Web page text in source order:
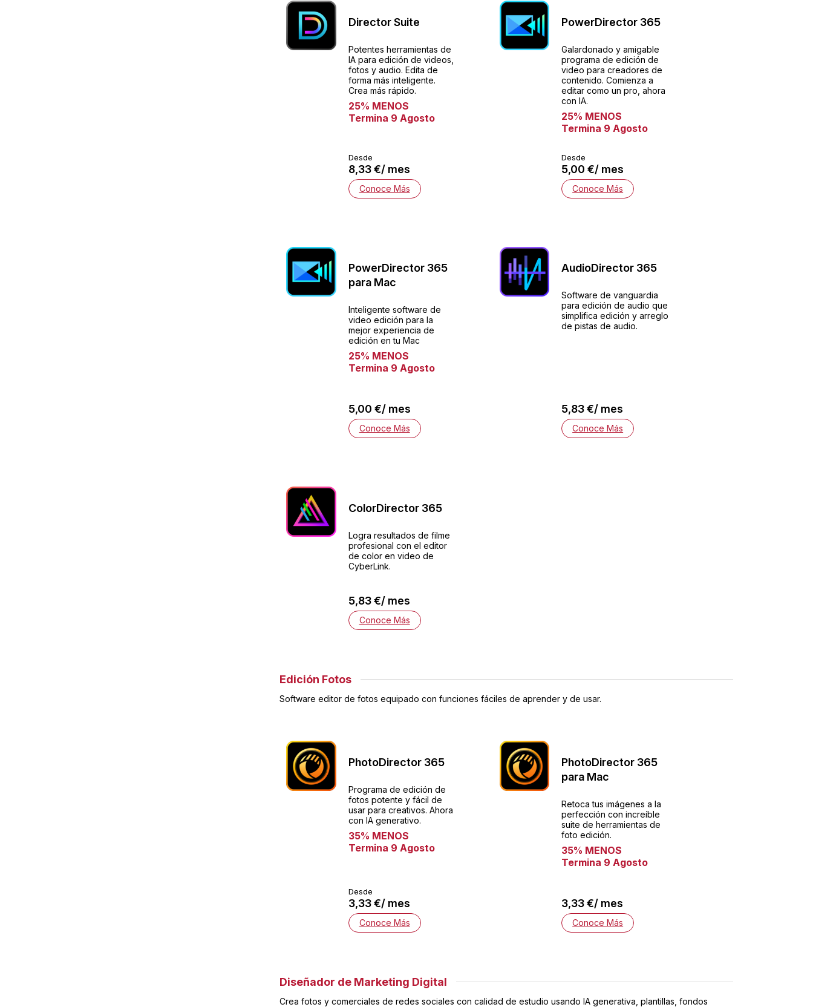
Director Suite
Potentes herramientas de
IA para edición de videos,
fotos y audio. Edita de
forma más inteligente.
Crea más rápido.
25% MENOS
Termina 9 Agosto
Desde
8,33 €/ mes
Conoce Más
PowerDirector 365
Galardonado y amigable
programa de edición de
video para creadores de
contenido. Comienza a
editar como un pro, ahora
con IA.
25% MENOS
Termina 9 Agosto
Desde
5,00 €/ mes
Conoce Más
PowerDirector 365
para Mac
Inteligente software de
video edición para la
mejor experiencia de
edición en tu Mac
25% MENOS
Termina 9 Agosto
5,00 €/ mes
Conoce Más
AudioDirector 365
Software de vanguardia
para edición de audio que
simplifica edición y arreglo
de pistas de audio.
5,83 €/ mes
Conoce Más
ColorDirector 365
Logra resultados de filme
profesional con el editor
de color en video de
CyberLink.
5,83 €/ mes
Conoce Más
Edición Fotos
Software editor de fotos equipado con funciones fáciles de aprender y de usar.
PhotoDirector 365
Programa de edición de
fotos potente y fácil de
usar para creativos. Ahora
con IA generativo.
35% MENOS
Termina 9 Agosto
Desde
3,33 €/ mes
Conoce Más
PhotoDirector 365
para Mac
Retoca tus imágenes a la
perfección con increíble
suite de herramientas de
foto edición.
35% MENOS
Termina 9 Agosto
3,33 €/ mes
Conoce Más
Diseñador de Marketing Digital
Crea fotos y comerciales de redes sociales con calidad de estudio usando IA generativa, plantillas, fondos